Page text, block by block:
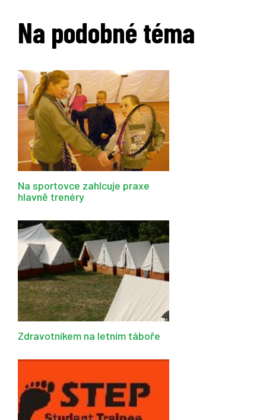
Na podobné téma
Na sportovce zahlcuje praxe
hlavně trenéry
Zdravotníkem na letním táboře